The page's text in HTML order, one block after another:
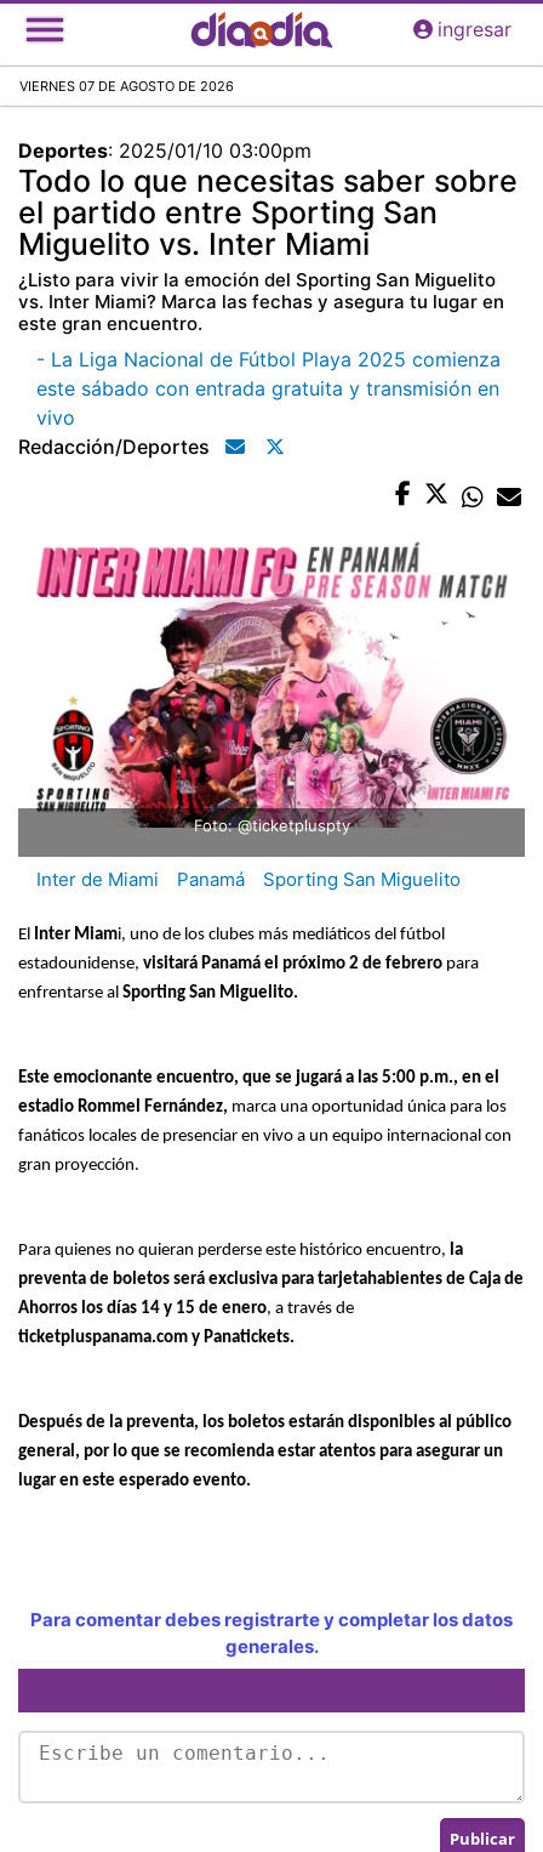
Pasar
al
principal
ingresar
VIERNES 07 DE AGOSTO DE 2026
Deportes: 2025/01/10 03:00pm
Todo lo que necesitas saber sobre
el partido entre Sporting San
Miguelito vs. Inter Miami
¿Listo para vivir la emoción del Sporting San Miguelito
vs. Inter Miami? Marca las fechas y asegura tu lugar en
este gran encuentro.
- La Liga Nacional de Fútbol Playa 2025 comienza
este sábado con entrada gratuita y transmisión en
vivo
Redacción/deportes
Foto: @ticketpluspty
Inter de Miami Panamá Sporting San Miguelito
El Inter Miami, uno de los clubes más mediáticos del fútbol
estadounidense, visitará Panamá el próximo 2 de febrero para
enfrentarse al Sporting San Miguelito.
Este emocionante encuentro, que se jugará a las 5:00 p.m., en el
estadio Rommel Fernández, marca una oportunidad única para los
fanáticos locales de presenciar en vivo a un equipo internacional con
gran proyección.
Para quienes no quieran perderse este histórico encuentro, la
preventa de boletos será exclusiva para tarjetahabientes de Caja de
Ahorros los días 14 y 15 de enero, a través de
ticketpluspanama.com y Panatickets.
Después de la preventa, los boletos estarán disponibles al público
general, por lo que se recomienda estar atentos para asegurar un
lugar en este esperado evento.
Para comentar debes registrarte y completar los datos
generales.